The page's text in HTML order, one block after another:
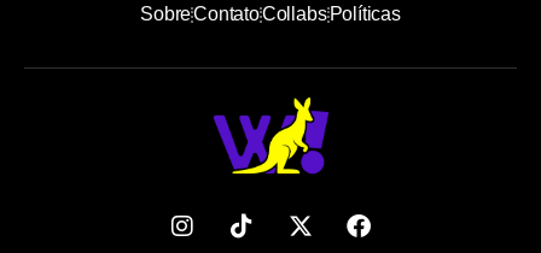
SobreContatoCollabsPolíticas